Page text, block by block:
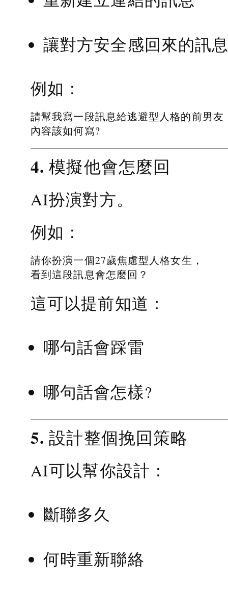
讓對方安全感回來的訊
例如：
請幫我寫一段訊息給逃避型人格的前男友
內容該如何寫?
4. 模擬他會怎麼回
AI扮演對方。
例如：
請你扮演一個27歲焦慮型人格女生，
看到這段訊息會怎麼回？
這可以提前知道：
哪句話會踩雷
哪句話會怎樣?
5. 設計整個挽回策略
AI可以幫你設計：
斷聯多久
何時重新聯絡